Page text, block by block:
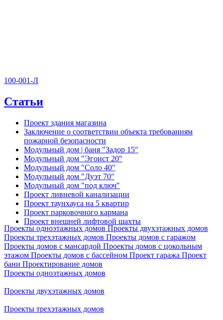
100-001-Л
Статьи
Проект здания магазина
Заключение о соответствии объекта требованиям
пожарной безопасности
Модульный дом | баня "Задор 15"
Модульный дом "Эгоист 20"
Модульный дом "Соло 40"
Модульный дом "Дуэт 70"
Модульный дом "под ключ"
Проект ливневой канализации
Проект таунхауса на 5 квартир
Проект парковочного кармана
Проект внешней лифтовой шахты
Проекты одноэтажных домов Проекты двухэтажных домов
Проекты трехэтажных домов Проекты домов с гаражом
Проекты домов с мансардой Проекты домов с цокольным
этажом Проекты домов с бассейном Проект гаража Проект
бани Проектирование домов
Проекты одноэтажных домов
Проекты двухэтажных домов
Проекты трехэтажных домов